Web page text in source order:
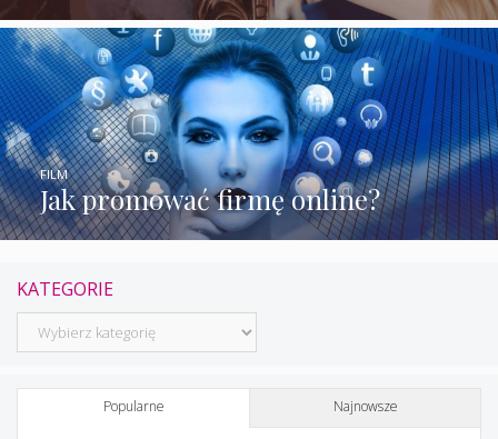
Jak promować firmę online?
FILM
KATEGORIE
Kategorie
Popularne Najnowsze